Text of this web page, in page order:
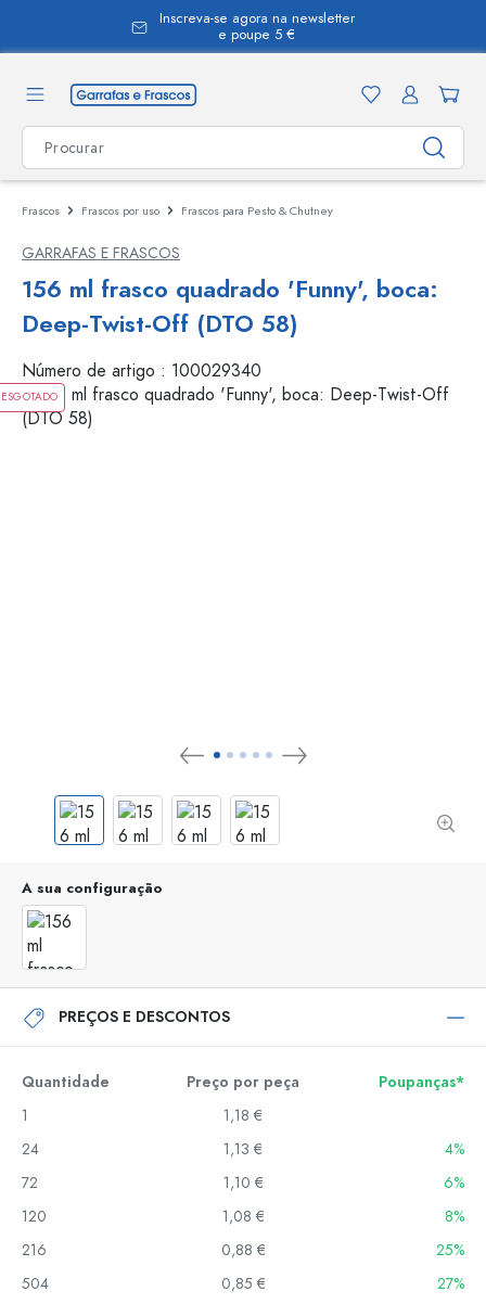
Inscreva-se agora na newsletter
e poupe 5 €
Frascos Frascos por uso Frascos para Pesto & Chutney
GARRAFAS E FRASCOS
156 ml frasco quadrado 'Funny', boca:
Deep-Twist-Off (DTO 58)
Número de artigo : 100029340
ESGOTADO
A sua configuração
PREÇOS E DESCONTOS
Quantidade Preço por peça
Poupanças*
1
1,18 €
24
1,13 €
4%
72
1,10 €
6%
120
1,08 €
8%
216
0,88 €
25%
504
0,85 €
27%